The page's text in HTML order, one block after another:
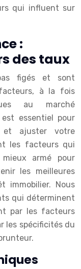
qui influent sur
:
des taux
figés et sont
à la fois
au marché
est essentiel pour
et ajuster votre
les facteurs qui
armé pour
les meilleures
immobilier. Nous
qui déterminent
par les facteurs
les spécificités du